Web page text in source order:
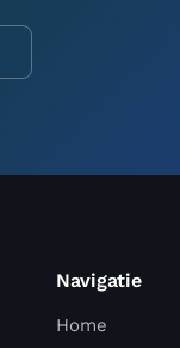
Navigatie
Home